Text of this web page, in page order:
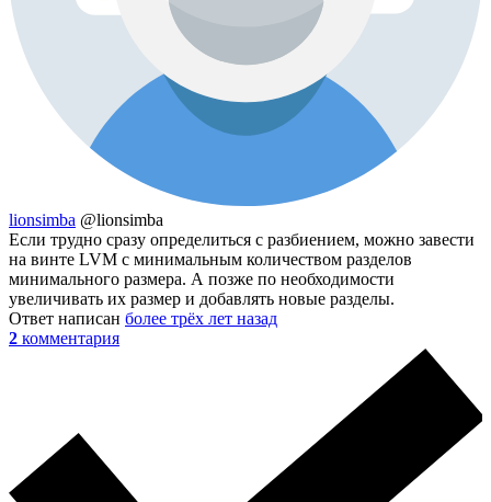
lionsimba @lionsimba
Если трудно сразу определиться с разбиением, можно завести
на винте LVM с минимальным количеством разделов
минимального размера. А позже по необходимости
увеличивать их размер и добавлять новые разделы.
Ответ написан более трёх лет назад
2 комментария